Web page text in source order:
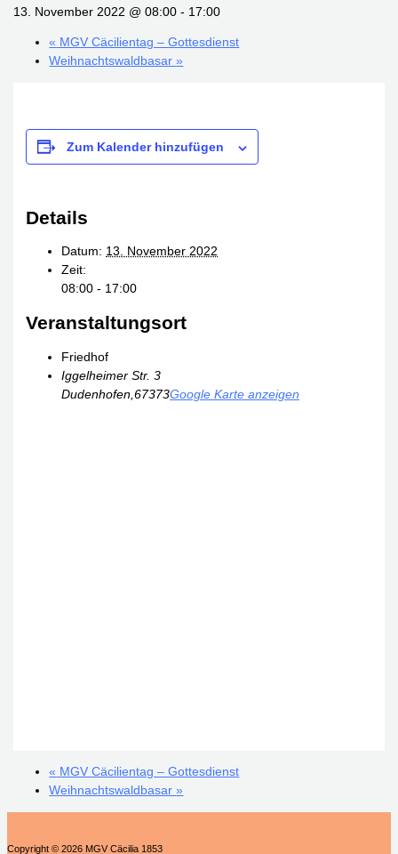
13. November 2022 @ 08:00 - 17:00
« MGV Cäcilientag – Gottesdienst
Weihnachtswaldbasar»
Zum Kalender hinzufügen
Details
Datum: 13. November 2022
Zeit:
08:00 - 17:00
Veranstaltungsort
Friedhof
Iggelheimer Str. 3
Dudenhofen ,67373Google Karte anzeigen
« MGV Cäcilientag – Gottesdienst
Weihnachtswaldbasar»
Copyright © 2026 MGV Cäcilia 1853